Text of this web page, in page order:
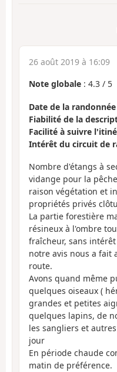
26 août 2019 à 16:09
Note globale : 4.3 / 5
Date de la randonnée
Fiabilité de la
Facilité à suivre
Intérêt du circuit de
Nombre d'étangs à
vidange pour la
raison végétation et
propriétés privés
La partie forestière
résineux à l'ombre
fraîcheur, sans
notre avis nous a fait
route.
Avons quand même
quelques oiseaux (
grandes et petites
quelques lapins, de
les sangliers et
jour
En période chaude
matin de préférence.